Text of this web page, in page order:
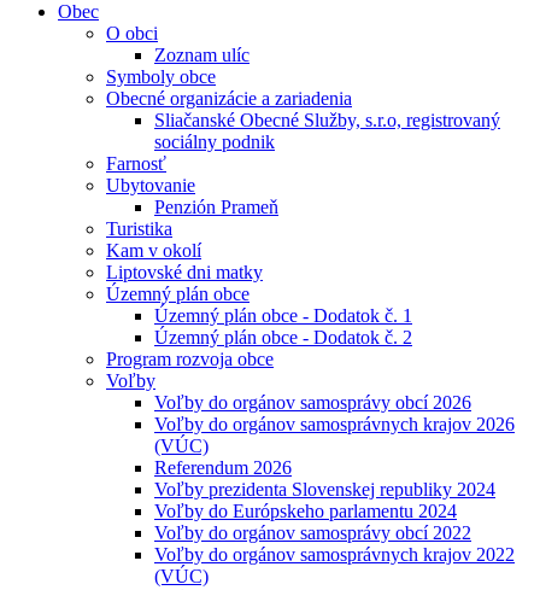
Obec
O obci
Zoznam ulíc
Symboly obce
Obecné organizácie a zariadenia
Sliačanské Obecné Služby, s.r.o, registrovaný
sociálny podnik
Farnosť
Ubytovanie
Penzión Prameň
Turistika
Kam v okolí
Liptovské dni matky
Územný plán obce
Územný plán obce - Dodatok č. 1
Územný plán obce - Dodatok č. 2
Program rozvoja obce
Voľby
Voľby do orgánov samosprávy obcí 2026
Voľby do orgánov samosprávnych krajov 2026
(VÚC)
Referendum 2026
Voľby prezidenta Slovenskej republiky 2024
Voľby do Európskeho parlamentu 2024
Voľby do orgánov samosprávy obcí 2022
Voľby do orgánov samosprávnych krajov 2022
(VÚC)